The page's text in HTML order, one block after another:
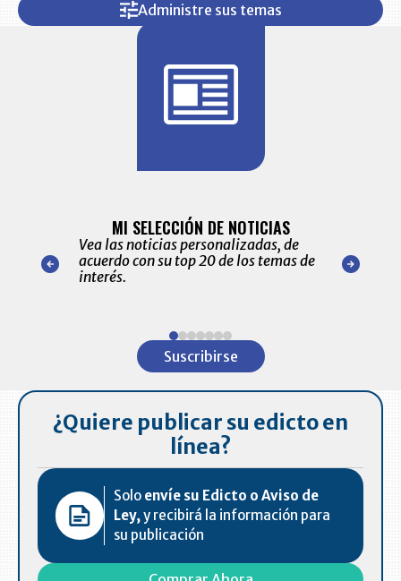
Administre sus temas
nuestro
para
MI SELECCIÓN DE NOTICIAS
Vea las noticias personalizadas, de
acuerdo con su top 20 de los temas de
interés.
de las
Suscribirse
¿Quiere publicar su edicto en
línea?
Solo envíe su Edicto o Aviso de
Ley,y recibirá la información para
su publicación